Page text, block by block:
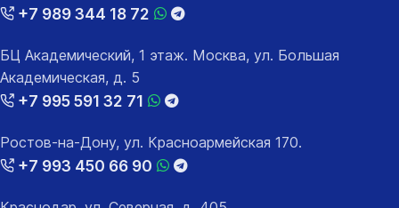
+7 989 344 18 72
БЦ Академический, 1 этаж. Москва, ул. Большая
Академическая, д. 5
+7 995 591 32 71
Ростов-на-Дону, ул. Красноармейская 170.
+7 993 450 66 90